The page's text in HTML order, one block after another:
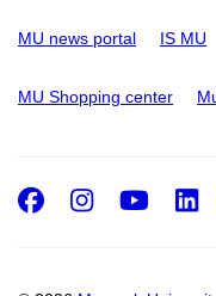
MU news portal IS MU
MU Shopping center
Facebook